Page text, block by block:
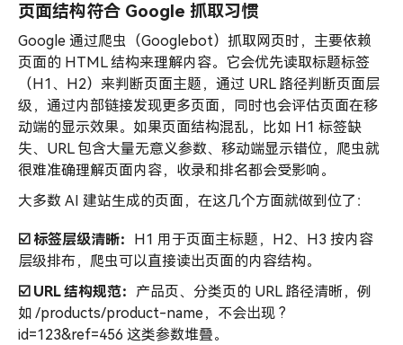
页面结构符合 Google 抓取习惯
Google 通过爬虫（Googlebot）抓取网页时，主要依赖
页面的 HTML 结构来理解内容。它会优先读取标题标签
（H1、H2）来判断页面主题，通过 URL 路径判断页面层
级，通过内部链接发现更多页面，同时也会评估页面在移
动端的显示效果。如果页面结构混乱，比如 H1 标签缺
失、URL 包含大量无意义参数、移动端显示错位，爬虫就
很难准确理解页面内容，收录和排名都会受影响。
大多数 AI 建站生成的页面，在这几个方面就做到位了：
☑️ 标签层级清晰：
H1 用于页面主标题，H2、H3 按内容
层级排布，爬虫可以直接读出页面的内容结构。
☑️ URL 结构规范： 产品页、分类页的 URL 路径清晰，例
如 /products/product-name，不会出现 ?
id=123&ref=456 这类参数堆叠。